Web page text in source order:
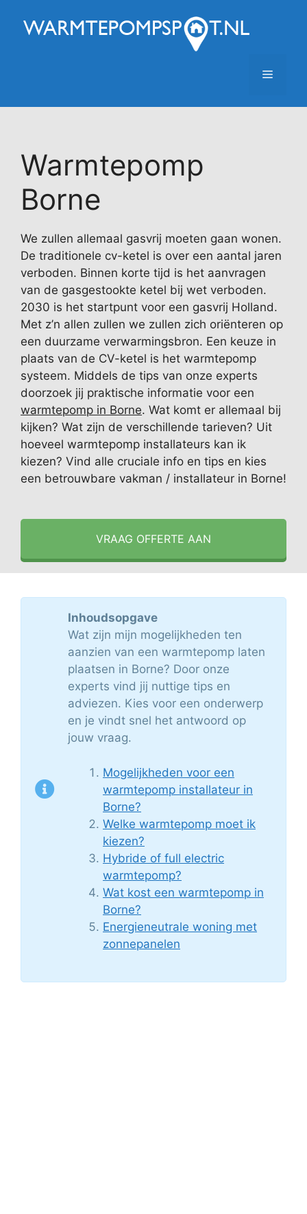
naar
Menu
Warmtepomp
Borne
We zullen allemaal gasvrij moeten gaan wonen.
De traditionele cv-ketel is over een aantal jaren
verboden. Binnen korte tijd is het aanvragen
van de gasgestookte ketel bij wet verboden.
2030 is het startpunt voor een gasvrij Holland.
Met z’n allen zullen we zullen zich oriënteren op
een duurzame verwarmingsbron. Een keuze in
plaats van de CV-ketel is het warmtepomp
systeem. Middels de tips van onze experts
doorzoek jij praktische informatie voor een
warmtepomp in Borne. Wat komt er allemaal bij
kijken? Wat zijn de verschillende tarieven? Uit
hoeveel warmtepomp installateurs kan ik
kiezen? Vind alle cruciale info en tips en kies
een betrouwbare vakman / installateur in Borne!
VRAAG OFFERTE AAN
Inhoudsopgave
Wat zijn mijn mogelijkheden ten
aanzien van een warmtepomp laten
plaatsen in Borne? Door onze
experts vind jij nuttige tips en
adviezen. Kies voor een onderwerp
en je vindt snel het antwoord op
jouw vraag.
Mogelijkheden voor een
warmtepomp installateur in
Borne?
Welke warmtepomp moet ik
kiezen?
Hybride of full electric
warmtepomp?
Wat kost een warmtepomp in
Borne?
Energieneutrale woning met
zonnepanelen